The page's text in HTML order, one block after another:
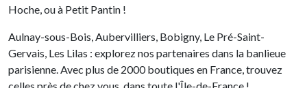
Hoche, ou à Petit Pantin !
Aulnay-sous-Bois, Aubervilliers, Bobigny, Le Pré-Saint-
Gervais, Les Lilas : explorez nos partenaires dans la banlieue
parisienne. Avec plus de 2000 boutiques en France, trouvez